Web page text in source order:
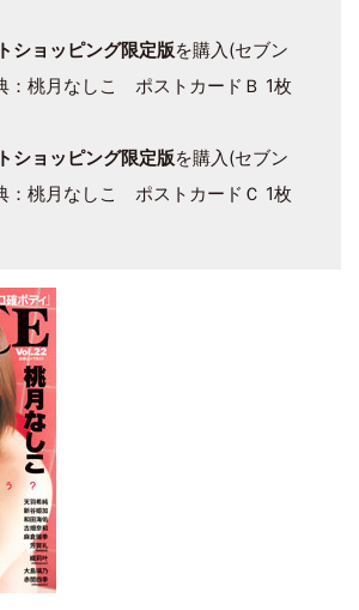
ショッピング限定版を購入(セブン
：桃月なしこ ポストカードＢ 1枚
ショッピング限定版を購入(セブン
：桃月なしこ ポストカードＣ 1枚